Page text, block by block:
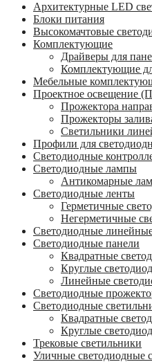
Архитектурные LED
Блоки питания
Высокомачтовые
Комплектующие
Драйверы для
Комплектующие
Мебельные
Проектное освещение
Прожектора
Прожекторы
Светильники
Профили для
Светодиодные
Светодиодные лампы
Антикомарные
Светодиодные ленты
Гермeтичные
Негерметичные
Светодиодные
Светодиодные панели
Квадратные
Круглые
Линейные
Светодиодные
Светодиодные
Квадратные
Круглые
Трековые светильники
Уличные светодиодные